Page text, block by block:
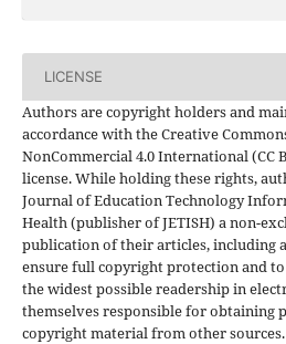
LICENSE
Authors are copyright holders and
accordance with the Creative
NonCommercial 4.0 International (CC
license. While holding these rights,
Journal of Education Technology
Health (publisher of JETISH) a non-
publication of their articles, including
ensure full copyright protection and
the widest possible readership in
themselves responsible for obtaining
copyright material from other sources.